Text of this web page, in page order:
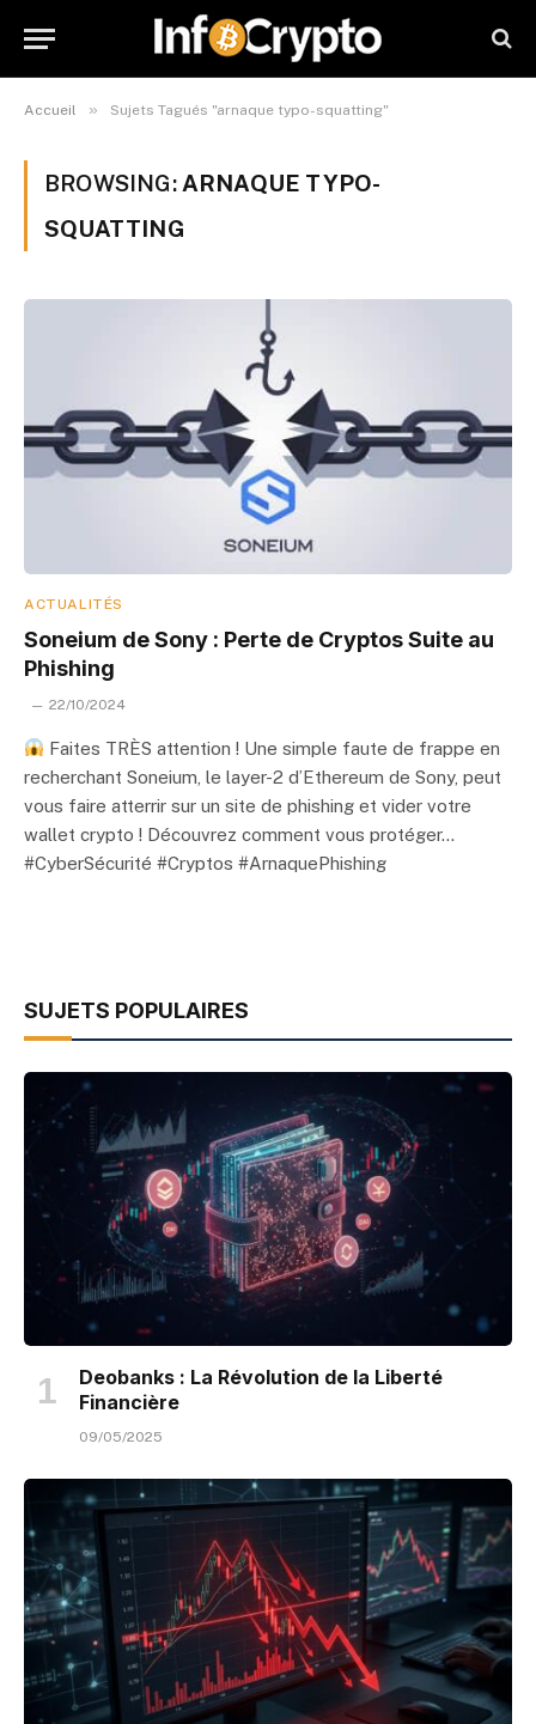
Accueil » Sujets Tagués "arnaque typo-squatting"
BROWSING: ARNAQUE TYPO-
SQUATTING
ACTUALITÉS
Soneium de Sony : Perte de Cryptos Suite au
Phishing
22/10/2024
Faites TRÈS attention ! Une simple faute de frappe en
recherchant Soneium, le layer-2 d’Ethereum de Sony, peut
vous faire atterrir sur un site de phishing et vider votre
wallet crypto ! Découvrez comment vous protéger…
#CyberSécurité #Cryptos #ArnaquePhishing
SUJETS POPULAIRES
Deobanks : La Révolution de la Liberté
Financière
09/05/2025